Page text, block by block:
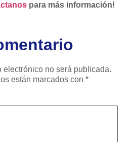
para más información!
electrónico no será publicada.
están marcados con *